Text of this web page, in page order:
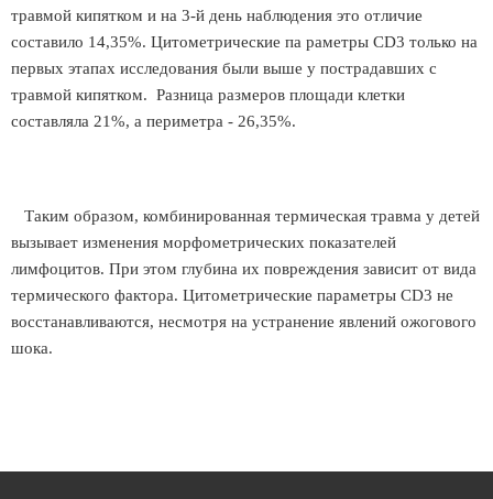
травмой кипятком и на 3-й день наблюдения это отличие
составило 14,35%. Цитометрические па раметры CD3 только на
первых этапах исследования были выше у пострадавших с
травмой кипятком. Разница размеров площади клетки
составляла 21%, а периметра - 26,35%.
Таким образом, комбинированная термическая травма у детей
вызывает изменения морфометрических показателей
лимфоцитов. При этом глубина их повреждения зависит от вида
термического фактора. Цитометрические параметры CD3 не
восстанавливаются, несмотря на устранение явлений ожогового
шока.